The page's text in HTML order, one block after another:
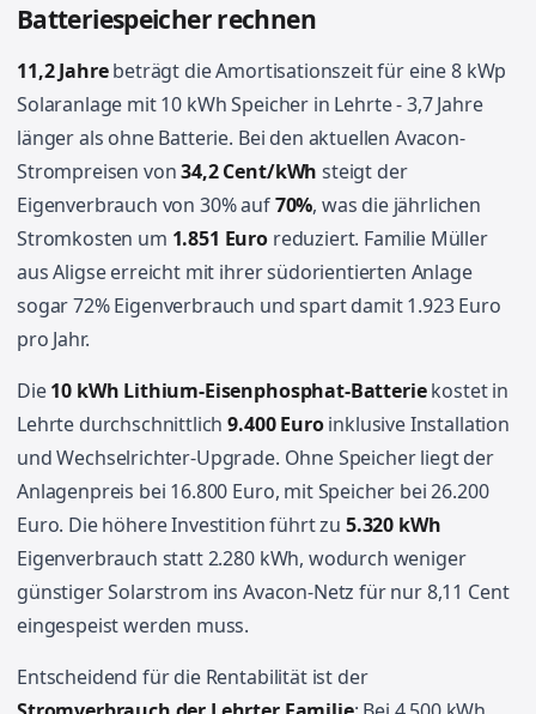
Batteriespeicher rechnen
11,2 Jahrebeträgt die Amortisationszeit für eine 8 kWp
Solaranlage mit 10 kWh Speicher in Lehrte - 3,7 Jahre
länger als ohne Batterie. Bei den aktuellen Avacon-
Strompreisen von34,2 Cent/kWh steigt der
Eigenverbrauch von 30% auf70%, was die jährlichen
Stromkosten um 1.851 Euro reduziert. Familie Müller
aus Aligse erreicht mit ihrer südorientierten Anlage
sogar 72% Eigenverbrauch und spart damit 1.923 Euro
pro Jahr.
Die10 kWh Lithium-Eisenphosphat-Batteriekostet in
Lehrte durchschnittlich9.400 Euroinklusive Installation
und Wechselrichter-Upgrade. Ohne Speicher liegt der
Anlagenpreis bei 16.800 Euro, mit Speicher bei 26.200
Euro. Die höhere Investition führt zu 5.320 kWh
Eigenverbrauch statt 2.280 kWh, wodurch weniger
günstiger Solarstrom ins Avacon-Netz für nur 8,11 Cent
eingespeist werden muss.
Entscheidend für die Rentabilität ist der